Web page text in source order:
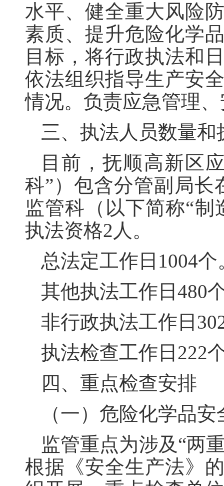
水平、健全重大风险
素质、提升危险化学
目标，将行政执法和
依法组织指导生产安
情况。负责应急管理
三、执法人员数量和
目前，抚顺高新区
科”）包含分管副局长
监管科（以下简称“
执法资格2人。
总法定工作日1004个
其他执法工作日480
非行政执法工作日
执法检查工作日222
四、重点检查安排
（一）危险化学品
监管重点为涉及“两
根据《安全生产法》